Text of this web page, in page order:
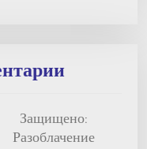
Защищено:
Разоблачение